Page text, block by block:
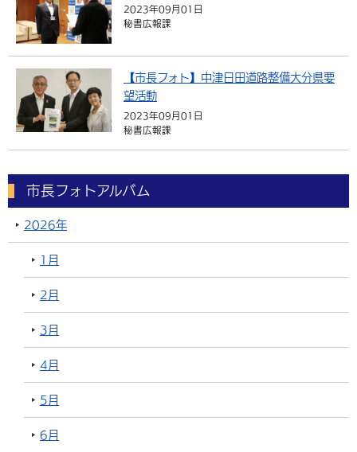
2023年09月01日
秘書広報課
【市長フォト】中津日田道路整備大分県要
望活動
2023年09月01日
秘書広報課
市長フォトアルバム
2026年
1月
2月
3月
4月
5月
6月